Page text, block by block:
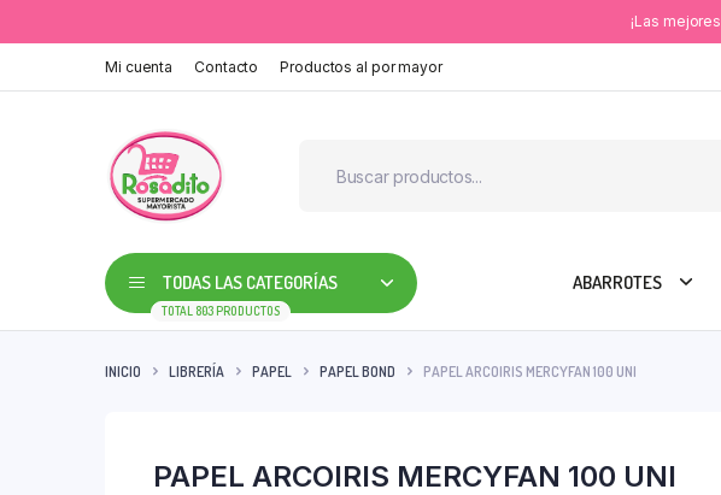
¡Las mejores
Mi cuenta Contacto Productos al por mayor
TODAS LAS CATEGORÍAS
TOTAL 803 PRODUCTOS
ABARROTES
INICIO LIBRERÍA PAPEL PAPEL BOND PAPEL ARCOIRIS MERCYFAN 100 UNI
PAPEL ARCOIRIS MERCYFAN 100 UNI